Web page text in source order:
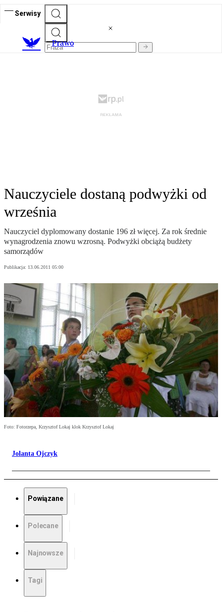
Serwisy
Prawo
Nauczyciele dostaną podwyżki od
września
Nauczyciel dyplomowany dostanie 196 zł więcej. Za rok średnie
wynagrodzenia znowu wzrosną. Podwyżki obciążą budżety
samorządów
Publikacja: 13.06.2011 05:00
Foto: Fotorzepa, Krzysztof Lokaj klok Krzysztof Lokaj
Jolanta Ojczyk
Powiązane
Polecane
Najnowsze
Tagi